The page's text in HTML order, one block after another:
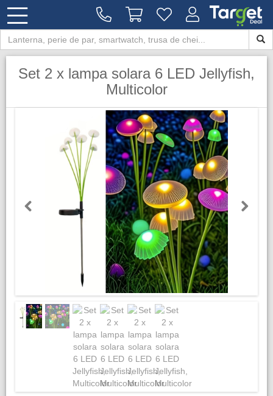
Set 2 x lampa solara 6 LED Jellyfish,
Multicolor